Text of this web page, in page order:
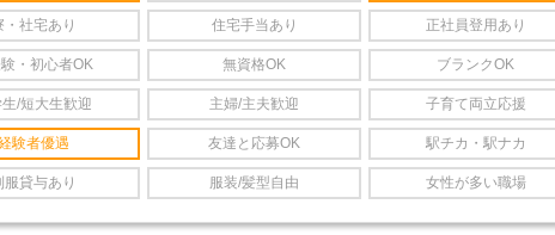
・社宅あり 住宅手当あり 正社員登用あり
・初心者OK 無資格OK ブランクOK
生/短大生歓迎 主婦/主夫歓迎 子育て両立応援
験者優遇 友達と応募OK 駅チカ・駅ナカ
服貸与あり 服装/髪型自由 女性が多い職場